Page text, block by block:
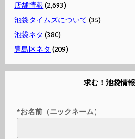
店舗情報 (2,693)
池袋タイムズについて (35)
池袋ネタ (380)
豊島区ネタ (209)
求む！池袋情報
*お名前（ニックネーム）